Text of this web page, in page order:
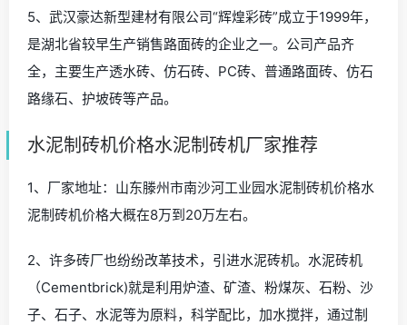
5、武汉豪达新型建材有限公司“辉煌彩砖”成立于1999年，
是湖北省较早生产销售路面砖的企业之一。公司产品齐
全，主要生产透水砖、仿石砖、PC砖、普通路面砖、仿石
路缘石、护坡砖等产品。
水泥制砖机价格水泥制砖机厂家推荐
1、厂家地址：山东滕州市南沙河工业园水泥制砖机价格水
泥制砖机价格大概在8万到20万左右。
2、许多砖厂也纷纷改革技术，引进水泥砖机。水泥砖机
（Cementbrick)就是利用炉渣、矿渣、粉煤灰、石粉、沙
子、石子、水泥等为原料，科学配比，加水搅拌，通过制